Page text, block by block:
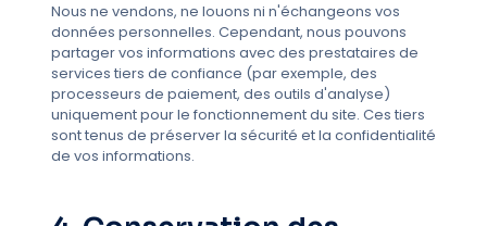
Nous ne vendons, ne louons ni n'échangeons vos
données personnelles. Cependant, nous pouvons
partager vos informations avec des prestataires de
services tiers de confiance (par exemple, des
processeurs de paiement, des outils d'analyse)
uniquement pour le fonctionnement du site. Ces tiers
sont tenus de préserver la sécurité et la confidentialité
de vos informations.